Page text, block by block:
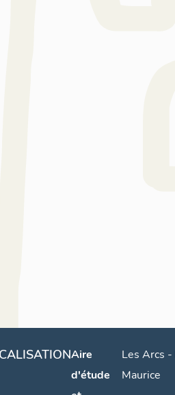
Aire
d'étude
Les Arcs -
Maurice